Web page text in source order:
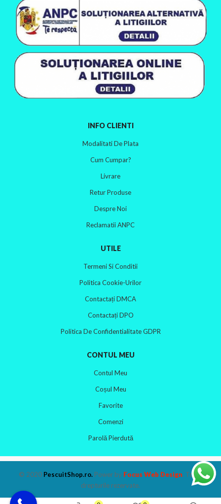
INFO CLIENTI
Modalitati De Plata
Cum Cumpar?
Livrare
Retur Produse
Despre Noi
Reclamatii ANPC
UTILE
Termeni Si Conditii
Politica Cookie-Urilor
Contactați DMCA
Contactați DPO
Politica De Confidentialitate GDPR
CONTUL MEU
Contul Meu
Coșul Meu
Favorite
Comenzi
Parolă Pierdută
© 2020 PescuitShop.ro.Power by Focus Web Design. Toate
drepturile rezervate.